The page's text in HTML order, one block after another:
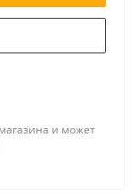
и может